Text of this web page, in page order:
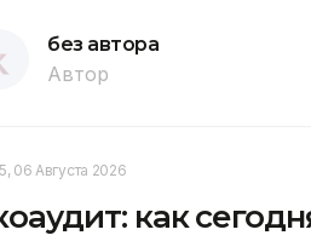
без автора
Автор
06 Августа 2026
как